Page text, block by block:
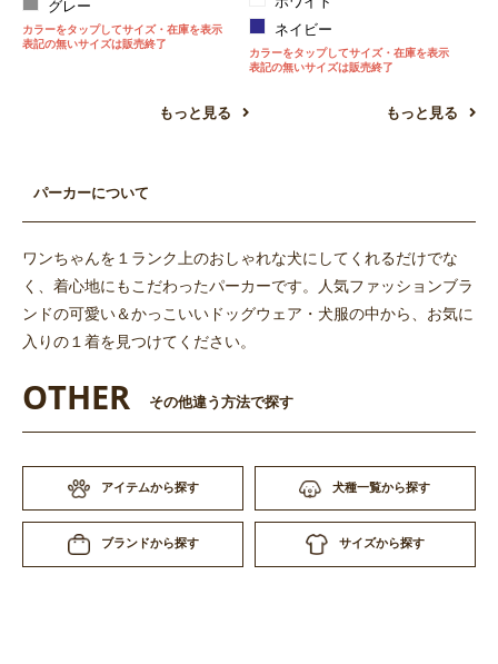
グレー
カラーをタップしてサイズ・在庫を表示
表記の無いサイズは販売終了
もっと見る
ネイビー
カラーをタップしてサイズ・在庫を表示
表記の無いサイズは販売終了
もっと見る
お買い物を続ける
パーカーについて
ワンちゃんを１ランク上のおしゃれな犬にしてくれるだけでな
く、着心地にもこだわったパーカーです。人気ファッションブラ
ンドの可愛い＆かっこいいドッグウェア・犬服の中から、お気に
入りの１着を見つけてください。
OTHER その他違う方法で探す
アイテムから探す 犬種一覧から探す
ブランドから探す サイズから探す